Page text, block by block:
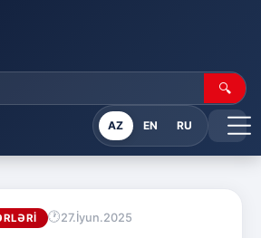
🔍
AZ EN RU
27.İyun.2025